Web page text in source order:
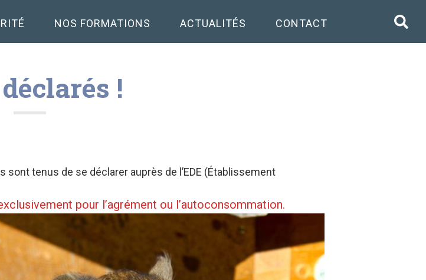
NOS FORMATIONS ACTUALITÉS CONTACT
!
sont tenus de se déclarer auprès de l’EDE (Établissement
pour l’agrément ou l’autoconsommation.